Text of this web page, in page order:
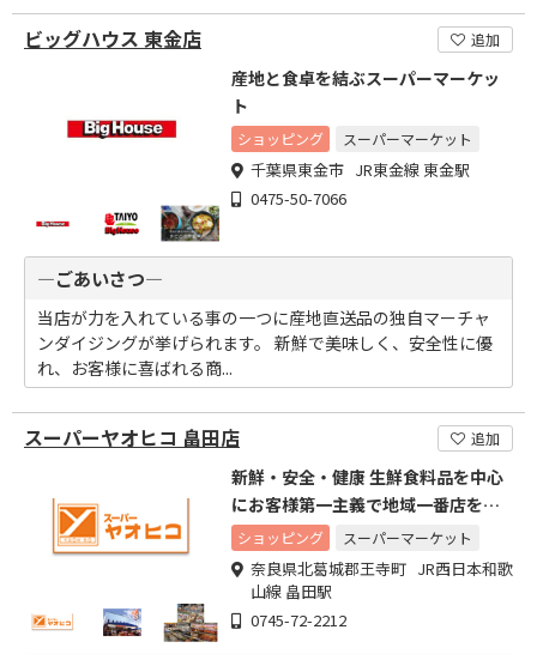
ビッグハウス 東金店 追加
産地と食卓を結ぶスーパーマーケッ
ト
ショッピング スーパーマーケット
千葉県東金市 JR東金線 東金駅
0475-50-7066
―ごあいさつ―
当店が力を入れている事の一つに産地直送品の独自マーチャ
ンダイジングが挙げられます。 新鮮で美味しく、安全性に優
れ、お客様に喜ばれる商...
スーパーヤオヒコ 畠田店 追加
新鮮・安全・健康 生鮮食料品を中心
にお客様第一主義で地域一番店を目
指す
ショッピング スーパーマーケット
奈良県北葛城郡王寺町 JR西日本和歌
山線 畠田駅
0745-72-2212